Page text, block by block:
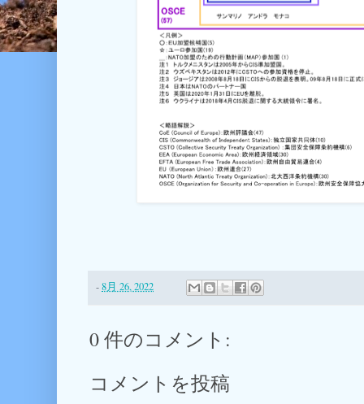
-8月 26, 2022
0 件のコメント:
コメントを投稿